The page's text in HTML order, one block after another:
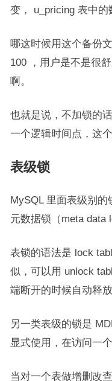
变， u_pricing 表中的
哪这时候用这个备份
100 ，用户是不是很
啊。
也就是说，不加锁的
一个逻辑时间点，这
表级锁
MySQL 里面表级别
元数据锁（meta data
表锁的语法是 lock
似，可以用 unlock
端断开的时候自动释放
另一类表级的锁是
显式使用，在访问一
当对一个表做增删改